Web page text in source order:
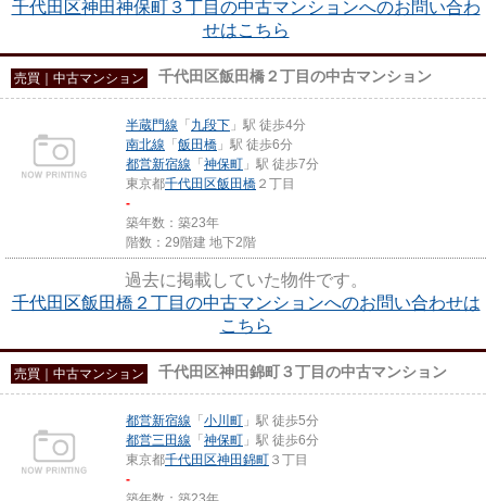
千代田区神田神保町３丁目の中古マンションへのお問い合わ
せはこちら
売買｜中古マンション 千代田区飯田橋２丁目の中古マンション
半蔵門線 「九段下 」駅 徒歩4分
南北線 「飯田橋 」駅 徒歩6分
都営新宿線 「神保町 」駅 徒歩7分
東京都千代田区飯田橋 ２丁目
-
築年数：築23年
階数：29階建 地下2階
過去に掲載していた物件です。
千代田区飯田橋２丁目の中古マンションへのお問い合わせは
こちら
売買｜中古マンション 千代田区神田錦町３丁目の中古マンション
都営新宿線 「小川町 」駅 徒歩5分
都営三田線 「神保町 」駅 徒歩6分
東京都千代田区神田錦町 ３丁目
-